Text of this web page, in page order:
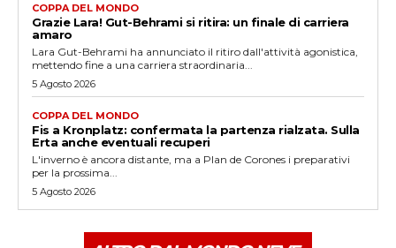
COPPA DEL MONDO
Grazie Lara! Gut-Behrami si ritira: un finale di carriera
amaro
Lara Gut-Behrami ha annunciato il ritiro dall'attività agonistica,
mettendo fine a una carriera straordinaria...
5 Agosto 2026
COPPA DEL MONDO
Fis a Kronplatz: confermata la partenza rialzata. Sulla
Erta anche eventuali recuperi
L'inverno è ancora distante, ma a Plan de Corones i preparativi
per la prossima...
5 Agosto 2026